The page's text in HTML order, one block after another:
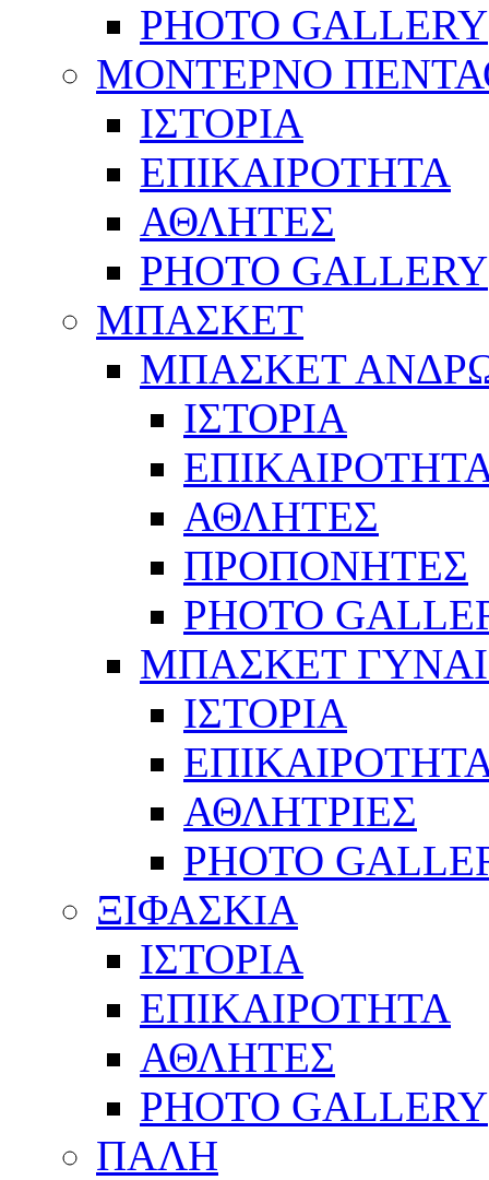
PHOTO GALLERY
ΜΟΝΤΕΡΝΟ
ΙΣΤΟΡΙΑ
ΕΠΙΚΑΙΡΟΤΗΤΑ
ΑΘΛΗΤΕΣ
PHOTO GALLERY
ΜΠΑΣΚΕΤ
ΜΠΑΣΚΕΤ
ΙΣΤΟΡΙΑ
ΑΘΛΗΤΕΣ
ΠΡΟΠΟΝΗΤΕΣ
PHOTO
ΜΠΑΣΚΕΤ
ΙΣΤΟΡΙΑ
ΑΘΛΗΤΡΙΕΣ
PHOTO
ΞΙΦΑΣΚΙΑ
ΙΣΤΟΡΙΑ
ΕΠΙΚΑΙΡΟΤΗΤΑ
ΑΘΛΗΤΕΣ
PHOTO GALLERY
ΠΑΛΗ